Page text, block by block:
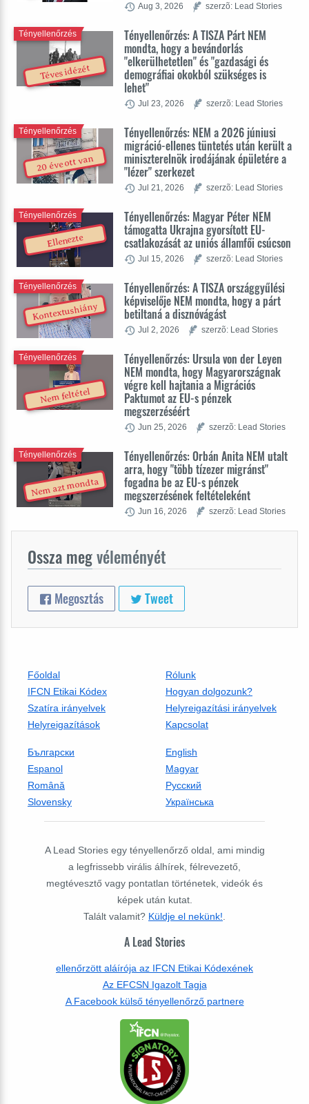
Aug 3, 2026 szerzõ: Lead Stories
Téves idézét
Tényellenőrzés: A TISZA Párt NEM
mondta, hogy a bevándorlás
"elkerülhetetlen" és "gazdasági és
demográfiai okokból szükséges is
lehet"
Tényellenőrzés
Jul 23, 2026 szerzõ: Lead Stories
20 éve ott van
Tényellenőrzés: NEM a 2026 júniusi
migráció-ellenes tüntetés után került a
miniszterelnök irodájának épületére a
"lézer" szerkezet
Tényellenőrzés
Jul 21, 2026 szerzõ: Lead Stories
Ellenezte
Tényellenőrzés: Magyar Péter NEM
támogatta Ukrajna gyorsított EU-
csatlakozását az uniós államfői csúcson
Tényellenőrzés
Jul 15, 2026 szerzõ: Lead Stories
Kontextushiány
Tényellenőrzés: A TISZA országgyűlési
képviselője NEM mondta, hogy a párt
betiltaná a disznóvágást
Tényellenőrzés
Jul 2, 2026 szerzõ: Lead Stories
Nem feltétel
Tényellenőrzés: Ursula von der Leyen
NEM mondta, hogy Magyarországnak
végre kell hajtania a Migrációs
Paktumot az EU-s pénzek
megszerzéséért
Tényellenőrzés
Jun 25, 2026 szerzõ: Lead Stories
Nem azt mondta
Tényellenőrzés: Orbán Anita NEM utalt
arra, hogy "több tízezer migránst"
fogadna be az EU-s pénzek
megszerzésének feltételeként
Tényellenőrzés
Jun 16, 2026 szerzõ: Lead Stories
Ossza megvéleményét
Megosztás Tweet
Főoldal
Rólunk
IFCN Etikai Kódex
Hogyan dolgozunk?
Szatíra irányelvek
Helyreigazítási irányelvek
Helyreigazítások
Kapcsolat
Български
English
Espanol
Magyar
Română
Русский
Slovensky
Українська
A Lead Stories egy tényellenőrző oldal, ami mindig
a legfrissebb virális álhírek, félrevezető,
megtévesztő vagy pontatlan történetek, videók és
képek után kutat.
Talált valamit? Küldje el nekünk!.
A Lead Stories
ellenőrzött aláírója az IFCN Etikai Kódexének
Az EFCSN Igazolt Tagja
A Facebook külső tényellenőrző partnere